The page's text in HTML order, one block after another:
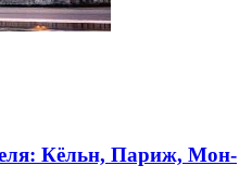
Кёльн, Париж, Мон-